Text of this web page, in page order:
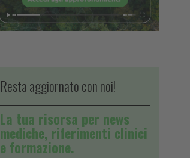
Resta aggiornato con noi!
La tua risorsa per news
mediche, riferimenti clinici
e formazione.